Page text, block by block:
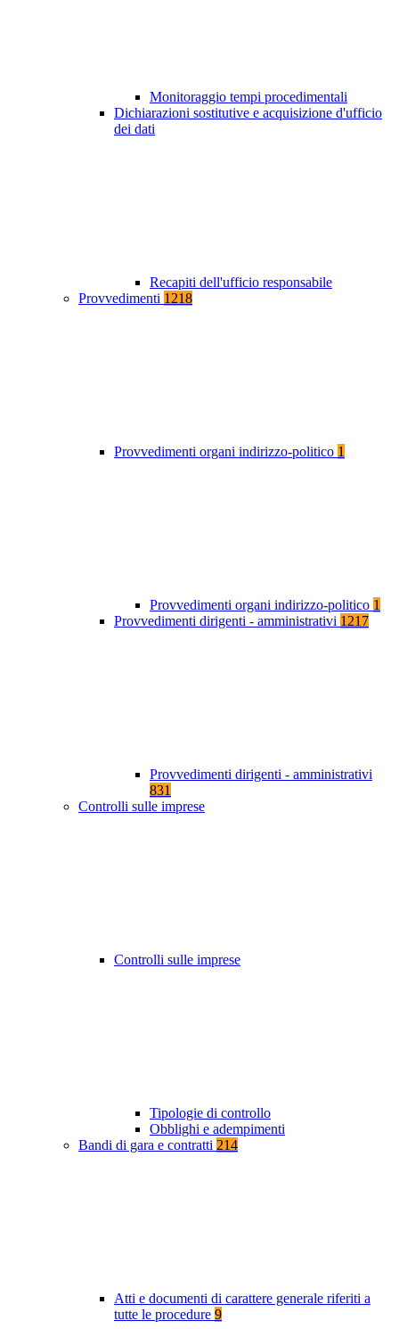
Monitoraggio tempi procedimentali
Dichiarazioni sostitutive e acquisizione d'ufficio
dei dati
Recapiti dell'ufficio responsabile
Provvedimenti 1218
Provvedimenti organi indirizzo-politico 1
Provvedimenti organi indirizzo-politico 1
Provvedimenti dirigenti - amministrativi 1217
Provvedimenti dirigenti - amministrativi
831
Controlli sulle imprese
Controlli sulle imprese
Tipologie di controllo
Obblighi e adempimenti
Bandi di gara e contratti 214
Atti e documenti di carattere generale riferiti a
tutte le procedure 9